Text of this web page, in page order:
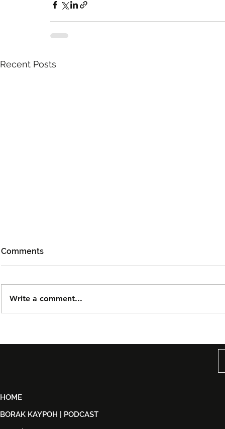
Recent Posts
Malaysia
Comments
Write a comment...
HOME
BORAK KAYPOH | PODCAST